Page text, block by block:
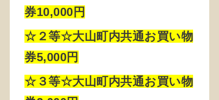
券10,000円
☆２等☆大山町内共通お買い物
券5,000円
☆３等☆大山町内共通お買い物